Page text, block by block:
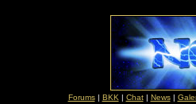
Forums| BKK | Chat| News|